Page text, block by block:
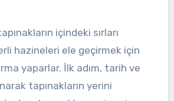
içindeki sırları
hazineleri ele geçirmek için
yaparlar. İlk adım, tarih ve
tapınakların yerini